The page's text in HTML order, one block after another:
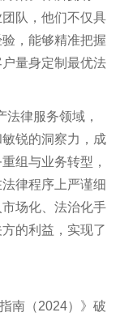
队，他们不仅具
，能够精准把握
量身定制最优法
律服务领域，
锐的洞察力，成
组与业务转型，
律程序上严谨细
场化、法治化手
的利益，实现了
南（2024）》破